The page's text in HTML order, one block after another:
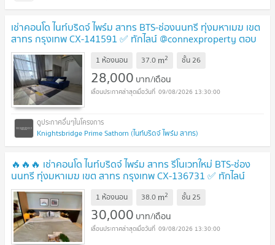
เช่าคอนโด ไนท์บริดจ์ ไพร์ม สาทร BTS-ช่องนนทรี ทุ่งมหาเมฆ เขต
สาทร กรุงเทพ CX-141591 ✅ ทักไลน์ @connexproperty ตอบ
ทันที ทีมงานมืออาชีพ ✅
1 ห้องนอน 37.0 m2 ชั้น26
28,000 บาท/เดือน
09/08/2026 13:30:00
Knightsbridge Prime Sathorn (ไนท์บริดจ์ ไพร์ม สาทร)
🔥🔥🔥 เช่าคอนโด ไนท์บริดจ์ ไพร์ม สาทร รีโนเวทใหม่ BTS-ช่อง
นนทรี ทุ่งมหาเมฆ เขต สาทร กรุงเทพ CX-136731 ✅ ทักไลน์
@connexproperty ตอบทันที ทีมงานมืออาชีพ ✅ 🔥🔥🔥
1 ห้องนอน 38.0 m2 ชั้น25
30,000 บาท/เดือน
09/08/2026 13:30:00